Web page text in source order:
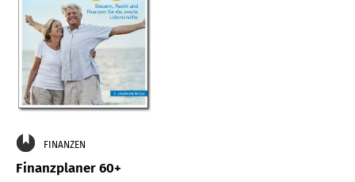
FINANZEN
Finanzplaner 60+